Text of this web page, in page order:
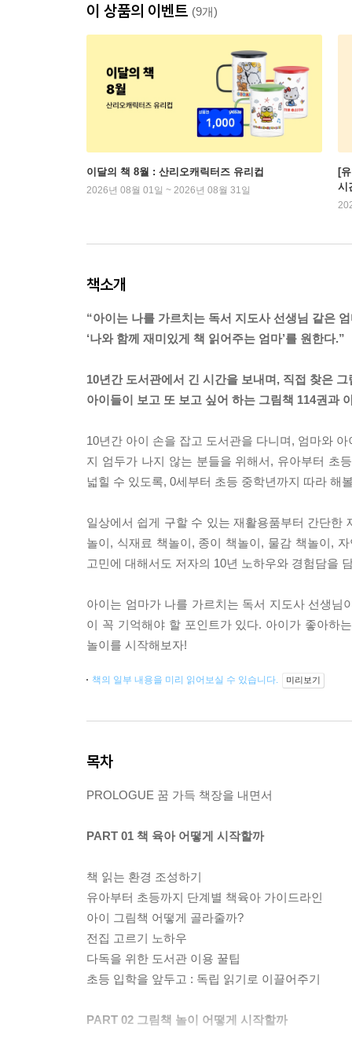
이 상품의 이벤트 (9개)
이달의 책 8월 : 산리오캐릭터즈 유리컵
2026년 08월 01일 ~ 2026년 08월 31일
[
시
책소개
“아이는 나를 가르치는 독서 지도사 선생님 같은
‘나와 함께 재미있게 책 읽어주는 엄마’를 원한다.”
10년간 도서관에서 긴 시간을 보내며, 직접 찾은
아이들이 보고 또 보고 싶어 하는 그림책 114권과
10년간 아이 손을 잡고 도서관을 다니며, 엄마와
지 엄두가 나지 않는 분들을 위해서, 유아부터 초
넓힐 수 있도록, 0세부터 초등 중학년까지 따라 해
일상에서 쉽게 구할 수 있는 재활용품부터 간단한
놀이, 식재료 책놀이, 종이 책놀이, 물감 책놀이,
고민에 대해서도 저자의 10년 노하우와 경험담을
아이는 엄마가 나를 가르치는 독서 지도사 선생님
이 꼭 기억해야 할 포인트가 있다. 아이가 좋아하
놀이를 시작해보자!
책의 일부 내용을 미리 읽어보실 수 있습니다. 미리보기
목차
PROLOGUE 꿈 가득 책장을 내면서
PART 01 책 육아 어떻게 시작할까
책 읽는 환경 조성하기
유아부터 초등까지 단계별 책육아 가이드라인
아이 그림책 어떻게 골라줄까?
전집 고르기 노하우
다독을 위한 도서관 이용 꿀팁
초등 입학을 앞두고 : 독립 읽기로 이끌어주기
PART 02 그림책 놀이 어떻게 시작할까